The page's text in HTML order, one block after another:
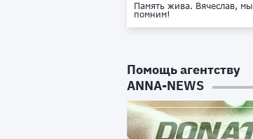
Память жива. Вячеслав, мы
помним!
Не доставайся ты никому!
Помощь агентству
ANNA-NEWS